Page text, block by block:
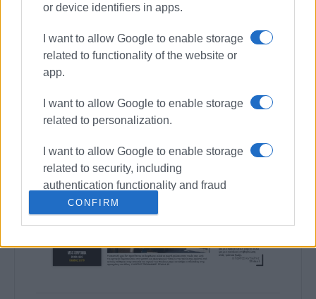
or device identifiers in apps.
I want to allow Google to enable storage
related to functionality of the website or
app.
I want to allow Google to enable storage
related to personalization.
I want to allow Google to enable storage
related to security, including
authentication functionality and fraud
prevention, and other user protection.
CONFIRM